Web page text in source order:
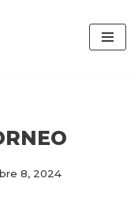
8, 2024